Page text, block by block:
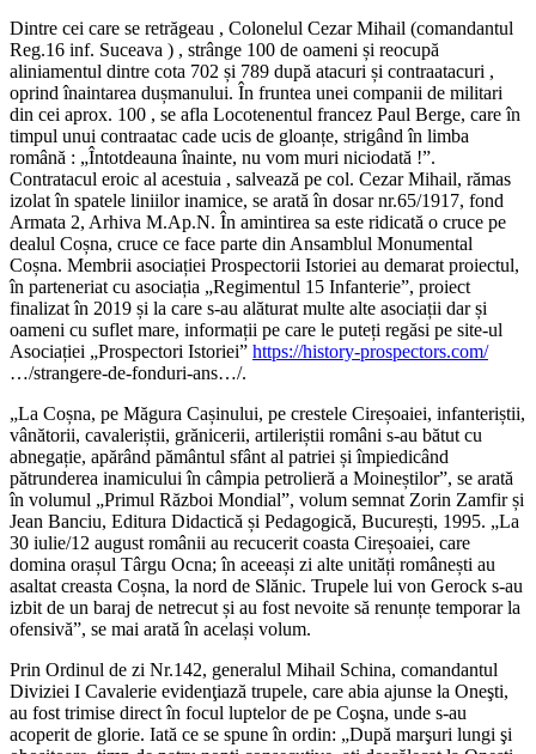
Dintre cei care se retrăgeau , Colonelul Cezar Mihail (comandantul
Reg.16 inf. Suceava ) , strânge 100 de oameni și reocupă
aliniamentul dintre cota 702 și 789 după atacuri și contraatacuri ,
oprind înaintarea dușmanului. În fruntea unei companii de militari
din cei aprox. 100 , se afla Locotenentul francez Paul Berge, care în
timpul unui contraatac cade ucis de gloanțe, strigând în limba
română : „Întotdeauna înainte, nu vom muri niciodată !”.
Contratacul eroic al acestuia , salvează pe col. Cezar Mihail, rămas
izolat în spatele liniilor inamice, se arată în dosar nr.65/1917, fond
Armata 2, Arhiva M.Ap.N. În amintirea sa este ridicată o cruce pe
dealul Coșna, cruce ce face parte din Ansamblul Monumental
Coșna. Membrii asociației Prospectorii Istoriei au demarat proiectul,
în parteneriat cu asociația „Regimentul 15 Infanterie”, proiect
finalizat în 2019 și la care s-au alăturat multe alte asociații dar și
oameni cu suflet mare, informații pe care le puteți regăsi pe site-ul
Asociației „Prospectori Istoriei” https://history-prospectors.com/
…/strangere-de-fonduri-ans…/.
„La Coșna, pe Măgura Cașinului, pe crestele Cireșoaiei, infanteriștii,
vânătorii, cavaleriștii, grănicerii, artileriștii români s-au bătut cu
abnegație, apărând pământul sfânt al patriei și împiedicând
pătrunderea inamicului în câmpia petrolieră a Moineștilor”, se arată
în volumul „Primul Război Mondial”, volum semnat Zorin Zamfir și
Jean Banciu, Editura Didactică și Pedagogică, București, 1995. „La
30 iulie/12 august românii au recucerit coasta Cireșoaiei, care
domina orașul Târgu Ocna; în aceeași zi alte unități românești au
asaltat creasta Coșna, la nord de Slănic. Trupele lui von Gerock s-au
izbit de un baraj de netrecut și au fost nevoite să renunțe temporar la
ofensivă”, se mai arată în același volum.
Prin Ordinul de zi Nr.142, generalul Mihail Schina, comandantul
Diviziei I Cavalerie evidenţiază trupele, care abia ajunse la Oneşti,
au fost trimise direct în focul luptelor de pe Coşna, unde s-au
acoperit de glorie. Iată ce se spune în ordin: „După marşuri lungi şi